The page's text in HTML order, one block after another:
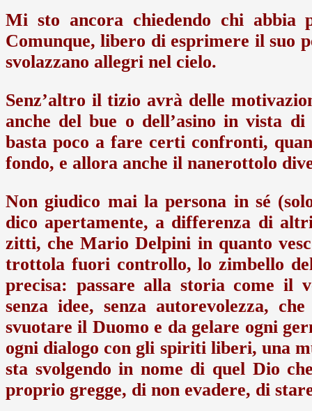
Mi sto ancora chiedendo chi abbia
Comunque, libero di esprimere il suo
svolazzano allegri nel cielo.
Senz’altro il tizio avrà delle
anche del bue o dell’asino in vista
basta poco a fare certi confronti,
fondo, e allora anche il nanerottolo
Non giudico mai la persona in sé
dico apertamente, a differenza di
zitti, che Mario Delpini in quanto
trottola fuori controllo, lo zimbello
precisa: passare alla storia come il
senza idee, senza autorevolezza,
svuotare il Duomo e da gelare ogni
ogni dialogo con gli spiriti liberi, una
sta svolgendo in nome di quel Dio
proprio gregge, di non evadere, di